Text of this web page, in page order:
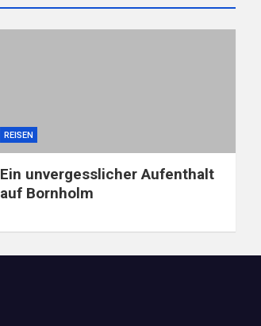
REISEN
Ein unvergesslicher Aufenthalt
auf Bornholm